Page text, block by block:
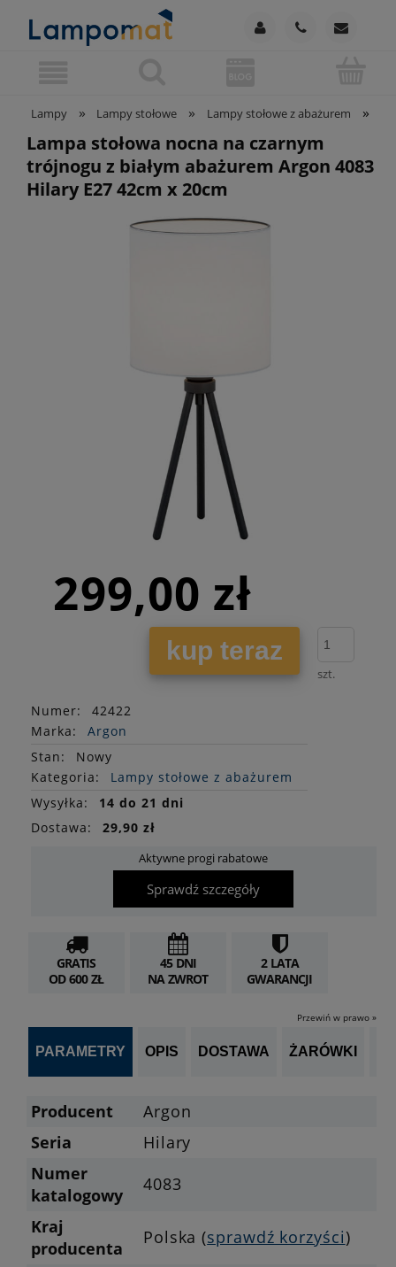
Lampy » Lampy stołowe » Lampy stołowe z abażurem »
Lampa stołowa nocna na czarnym
trójnogu z białym abażurem Argon 4083
Hilary E27 42cm x 20cm
299,00 zł
kup teraz
szt.
Numer:
42422
Marka:
Argon
Stan:
Nowy
Kategoria:
Lampy stołowe z abażurem
Wysyłka:
14 do 21 dni
Dostawa:
29,90 zł
Aktywne progi rabatowe
Sprawdź szczegóły
GRATIS
OD 600 ZŁ
45 DNI
NA ZWROT
2 LATA
GWARANCJI
Przewiń w prawo »
PARAMETRY OPIS DOSTAWA ŻARÓWKI
Producent
Argon
Seria
Hilary
Numer
katalogowy
4083
Kraj
producenta
Polska (sprawdź korzyści)